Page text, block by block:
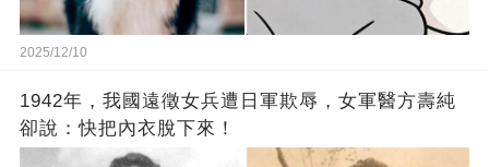
2025/12/10
1942年，我國遠徵女兵遭日軍欺辱，女軍醫方壽純
卻說：快把內衣脫下來！